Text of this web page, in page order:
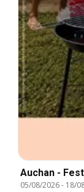
Auchan -
05/08/2026- 18/